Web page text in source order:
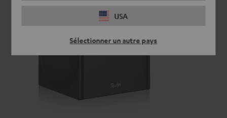
USA
Sélectionner un autre pays